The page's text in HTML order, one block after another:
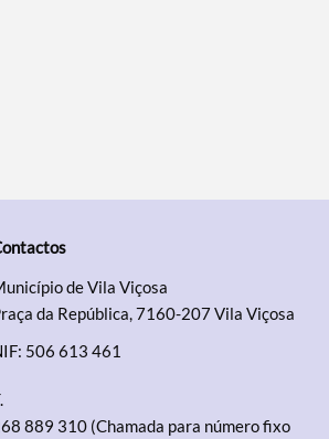
de Vila Viçosa
da República, 7160-207 Vila Viçosa
506 613 461
889 310 (Chamada para número fixo